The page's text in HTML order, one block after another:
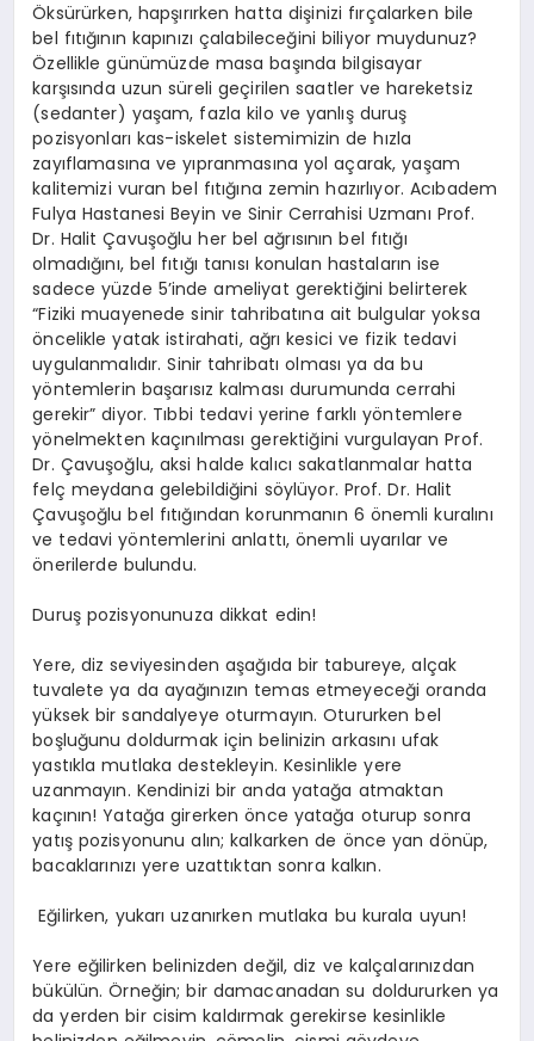
Öksürürken, hapşırırken hatta dişinizi fırçalarken bile
bel fıtığının kapınızı çalabileceğini biliyor muydunuz?
Özellikle günümüzde masa başında bilgisayar
karşısında uzun süreli geçirilen saatler ve hareketsiz
(sedanter) yaşam, fazla kilo ve yanlış duruş
pozisyonları kas-iskelet sistemimizin de hızla
zayıflamasına ve yıpranmasına yol açarak, yaşam
kalitemizi vuran bel fıtığına zemin hazırlıyor. Acıbadem
Fulya Hastanesi Beyin ve Sinir Cerrahisi Uzmanı Prof.
Dr. Halit Çavuşoğlu her bel ağrısının bel fıtığı
olmadığını, bel fıtığı tanısı konulan hastaların ise
sadece yüzde 5’inde ameliyat gerektiğini belirterek
“Fiziki muayenede sinir tahribatına ait bulgular yoksa
öncelikle yatak istirahati, ağrı kesici ve fizik tedavi
uygulanmalıdır. Sinir tahribatı olması ya da bu
yöntemlerin başarısız kalması durumunda cerrahi
gerekir” diyor. Tıbbi tedavi yerine farklı yöntemlere
yönelmekten kaçınılması gerektiğini vurgulayan Prof.
Dr. Çavuşoğlu, aksi halde kalıcı sakatlanmalar hatta
felç meydana gelebildiğini söylüyor. Prof. Dr. Halit
Çavuşoğlu bel fıtığından korunmanın 6 önemli kuralını
ve tedavi yöntemlerini anlattı, önemli uyarılar ve
önerilerde bulundu.
Duruş pozisyonunuza dikkat edin!
Yere, diz seviyesinden aşağıda bir tabureye, alçak
tuvalete ya da ayağınızın temas etmeyeceği oranda
yüksek bir sandalyeye oturmayın. Otururken bel
boşluğunu doldurmak için belinizin arkasını ufak
yastıkla mutlaka destekleyin. Kesinlikle yere
uzanmayın. Kendinizi bir anda yatağa atmaktan
kaçının! Yatağa girerken önce yatağa oturup sonra
yatış pozisyonunu alın; kalkarken de önce yan dönüp,
bacaklarınızı yere uzattıktan sonra kalkın.
Eğilirken, yukarı uzanırken mutlaka bu kurala uyun!
Yere eğilirken belinizden değil, diz ve kalçalarınızdan
bükülün. Örneğin; bir damacanadan su doldururken ya
da yerden bir cisim kaldırmak gerekirse kesinlikle